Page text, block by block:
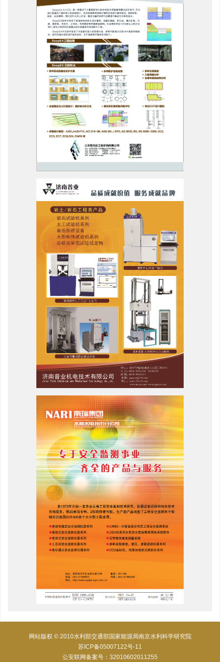
网站版权 © 2010水利部交通部国家能源局南京水利科学研究院
苏ICP备05007122号-11
公安联网备案号：32010602011255